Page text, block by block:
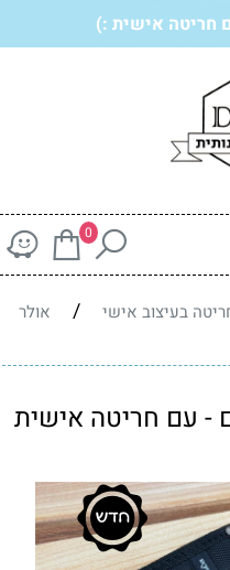
חריטה אישית :)
0
בעיצוב אישי /
אולר
- עם חריטה אישית